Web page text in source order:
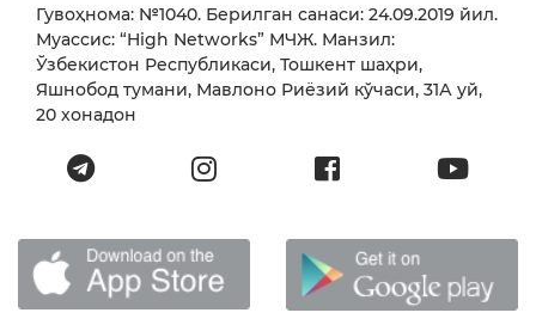
Гувоҳнома: №1040. Берилган санаси: 24.09.2019 йил.
Муассис: “High Networks” МЧЖ. Манзил:
Ўзбекистон Республикаси, Тошкент шаҳри,
Яшнобод тумани, Мавлоно Риёзий кўчаси, 31А уй,
20 хонадон